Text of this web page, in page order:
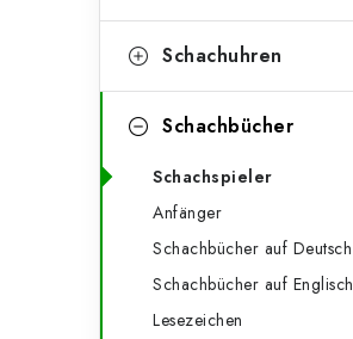
l
e
s
i
Schachuhren
Schachbücher
Schachspieler
Anfänger
Schachbücher auf Deutsch
Schachbücher auf Englisch
Lesezeichen